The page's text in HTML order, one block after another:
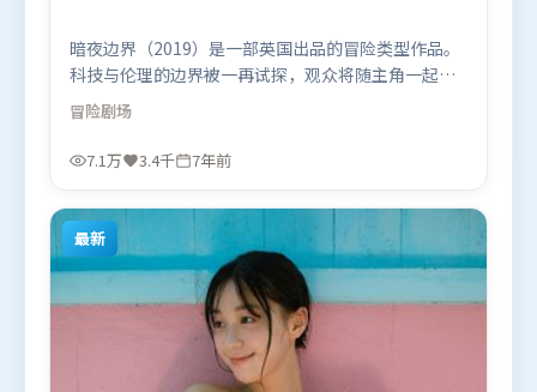
暗夜边界（2019）是一部英国出品的冒险类型作品。
科技与伦理的边界被一再试探，观众将随主角一起经
历道德震荡。类型元素被重新组合，既致敬经典也尝
试突破套路。由管虎执导，艾米莉·布朗特、奥卡菲
娜、谭卓，刘亦菲等联袂出演。影片于2019年3月8日
观众观看。
冒险剧场
7.1万 3.4千 7年前
最新